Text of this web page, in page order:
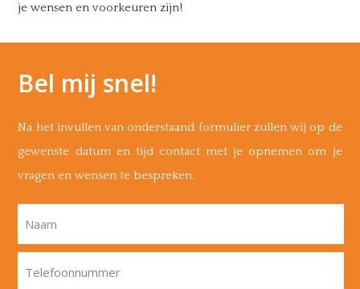
je wensen en voorkeuren zijn!
Bel mij snel!
Na het invullen van onderstaand formulier zullen wij op de
gewenste datum en tijd contact met je opnemen om je
vragen en wensen te bespreken.
Naam
Telefoonnummer